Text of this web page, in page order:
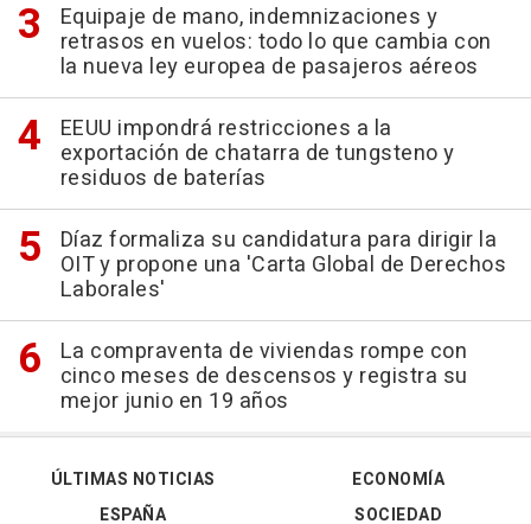
Equipaje de mano, indemnizaciones y
retrasos en vuelos: todo lo que cambia con
la nueva ley europea de pasajeros aéreos
EEUU impondrá restricciones a la
exportación de chatarra de tungsteno y
residuos de baterías
Díaz formaliza su candidatura para dirigir la
OIT y propone una 'Carta Global de Derechos
Laborales'
La compraventa de viviendas rompe con
cinco meses de descensos y registra su
mejor junio en 19 años
ÚLTIMAS NOTICIAS
ESPAÑA
ECONOMÍA
SOCIEDAD